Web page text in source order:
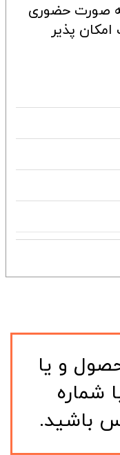
صورت حضوری
پذیر
و یا
شماره